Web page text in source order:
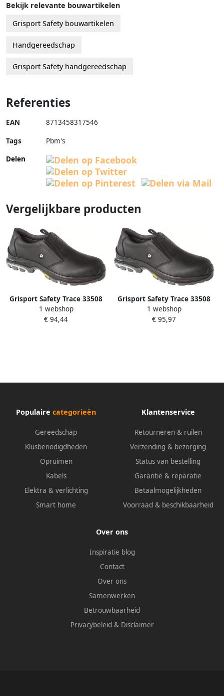
Bekijk relevante bouwartikelen
Grisport Safety bouwartikelen
Handgereedschap
Grisport Safety handgereedschap
Referenties
EAN 8713458317546
Tags
Pbm's
Delen
Vergelijkbare producten
Grisport Safety Trace 33508
Instapper Laag S3 Zwart
Grijs 11.049.050.42
1 webshop
€ 94,44
Grisport Safety Trace 33508
Instapper Laag S3 Zwart
Grijs 11.049.050.44
1 webshop
€ 95,97
Populaire categorieën
Gereedschap
Klusbenodigdheden
Opruimen
Kabels
Elektra & verlichting
Smart home
Klantenservice
Retourneren & ruilen
Verzending & bezorging
Status van bestelling
Garantie & reparatie
Betaalmogelijkheden
Voorraad & beschikbaarheid
Over ons
Inspiratie blog
Contact
Over ons
Samenwerken
Betrouwbaarheid
Privacybeleid & Disclaimer